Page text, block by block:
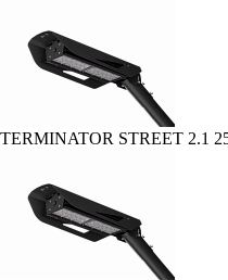
TERMINATOR STREET 2.1